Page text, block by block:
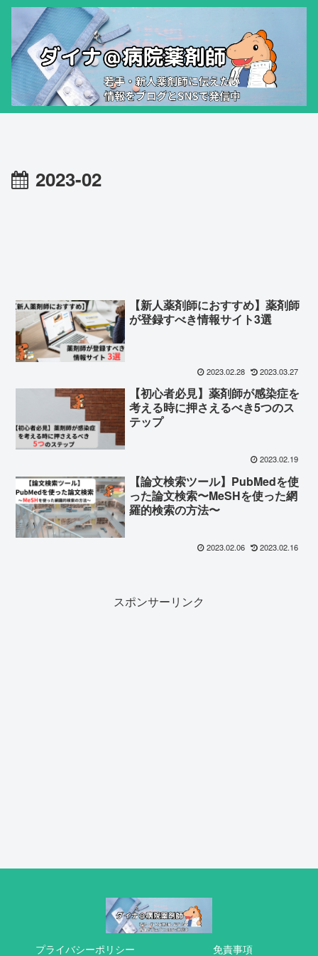
2023-02
【新人薬剤師におすすめ】薬剤師
が登録すべき情報サイト3選
2023.02.28 2023.03.27
【初心者必見】薬剤師が感染症を
考える時に押さえるべき5つのス
テップ
2023.02.19
【論文検索ツール】PubMedを使
った論文検索〜MeSHを使った網
羅的検索の方法〜
2023.02.06 2023.02.16
スポンサーリンク
プライバシーポリシー 免責事項